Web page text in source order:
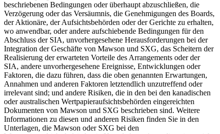
beschriebenen Bedingungen oder überhaupt abzuschließen, die
Verzögerung oder das Versäumnis, die Genehmigungen des Boards,
der Aktionäre, der Aufsichtsbehörden oder der Gerichte zu erhalten,
wo anwendbar, oder andere aufschiebende Bedingungen für den
Abschluss der SIA, unvorhergesehene Herausforderungen bei der
Integration der Geschäfte von Mawson und SXG, das Scheitern der
Realisierung der erwarteten Vorteile des Arrangements oder der
SIA, andere unvorhergesehene Ereignisse, Entwicklungen oder
Faktoren, die dazu führen, dass die oben genannten Erwartungen,
Annahmen und anderen Faktoren letztendlich unzutreffend oder
irrelevant sind; und andere Risiken, die in den bei den kanadischen
oder australischen Wertpapieraufsichtsbehörden eingereichten
Dokumenten von Mawson und SXG beschrieben sind. Weitere
Informationen zu diesen und anderen Risiken finden Sie in den
Unterlagen, die Mawson oder SXG bei den